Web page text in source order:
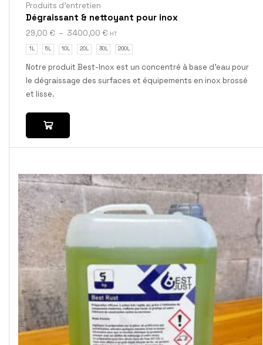
Produits d'entretien
Dégraissant & nettoyant pour inox
29,00 € – 3400,00 € HT
1L 5L 10L 20L 30L 200L
Notre produit Best-Inox est un concentré à base d’eau pour
le dégraissage des surfaces et équipements en inox brossé
et lisse.